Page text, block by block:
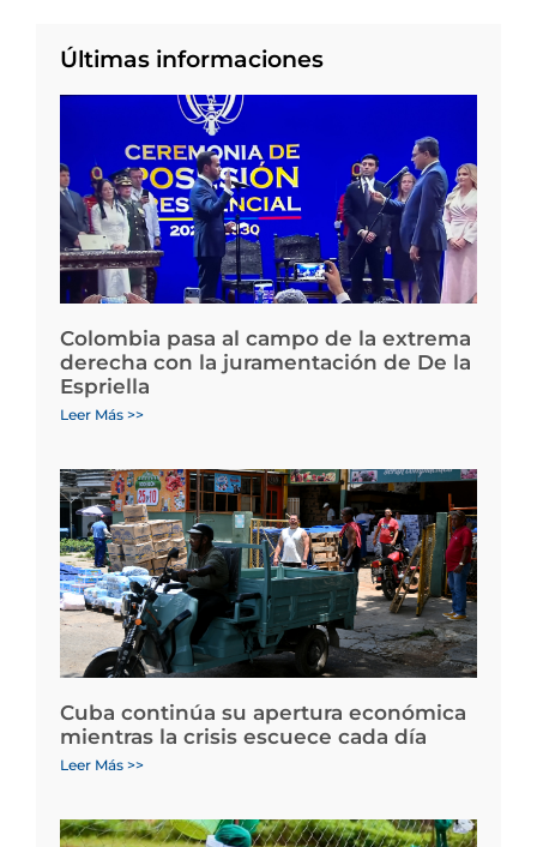
Últimas informaciones
Colombia pasa al campo de la extrema
derecha con la juramentación de De la
Espriella
Leer Más >>
Cuba continúa su apertura económica
mientras la crisis escuece cada día
Leer Más >>